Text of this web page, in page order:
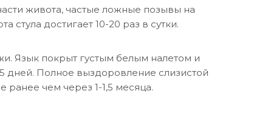
живота, частые ложные позывы на
достигает 10-20 раз в сутки.
Язык покрыт густым белым налетом и
дней. Полное выздоровление слизистой
чем через 1-1,5 месяца.